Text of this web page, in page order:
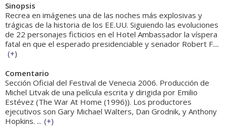
Sinopsis
Recrea en imágenes una de las noches más explosivas y
trágicas de la historia de los EE.UU. Siguiendo las evoluciones
de 22 personajes ficticios en el Hotel Ambassador la víspera
fatal en que el esperado presidenciable y senador Robert F....
(+)
Comentario
Sección Oficial del Festival de Venecia 2006. Producción de
Michel Litvak de una película escrita y dirigida por Emilio
Estévez (The War At Home (1996)). Los productores
ejecutivos son Gary Michael Walters, Dan Grodnik, y Anthony
Hopkins. ... (+)